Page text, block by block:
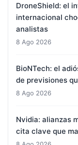
DroneShield: el
internacional
analistas
8 Ago 2026
BioNTech: el
de previsiones
8 Ago 2026
Nvidia: alianzas
cita clave que